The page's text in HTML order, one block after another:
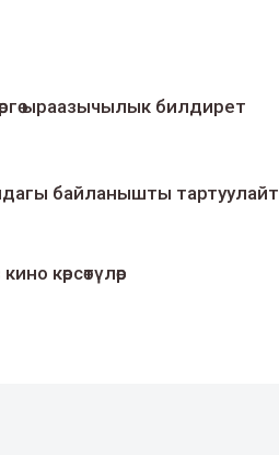
ыраазычылык билдирет
байланышты тартуулайт
көрсөтүлөр